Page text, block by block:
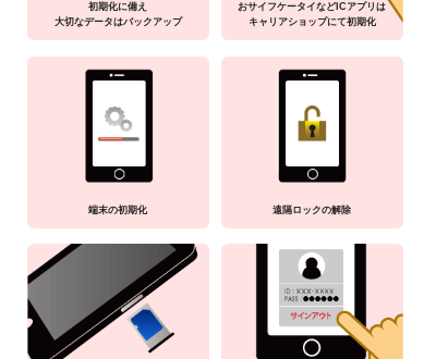
初期化に備え
大切なデータはバックアップ
おサイフケータイなどICアプリは
キャリアショップにて初期化
端末の初期化 遠隔ロックの解除